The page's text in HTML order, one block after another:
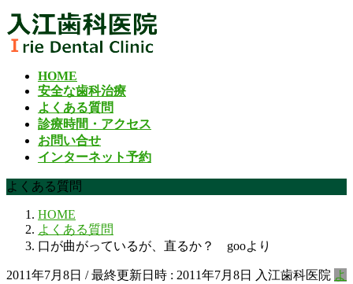
コ
ン
テ
ナ
ビ
ゲ
HOME
安全な歯科治療
よくある質問
診療時間・アクセス
お問い合せ
インターネット予約
よくある質問
HOME
よくある質問
口が曲がっているが、直るか？ gooより
2011年7月8日 / 最終更新日時 : 2011年7月8日 入江歯科医院 よ